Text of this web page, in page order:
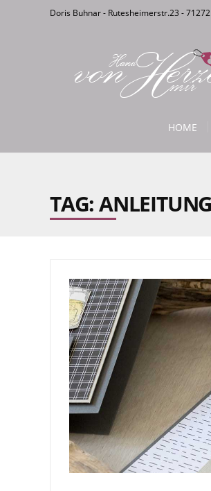
Doris Buhnar - Rutesheimerstr.23 -
HOME
TAG: ANLEITUNG